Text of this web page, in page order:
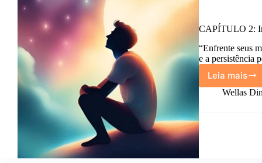
CAPÍTULO 2:
“Enfrente seus
e a persistência
Leia mais
2:
nos
Wellas